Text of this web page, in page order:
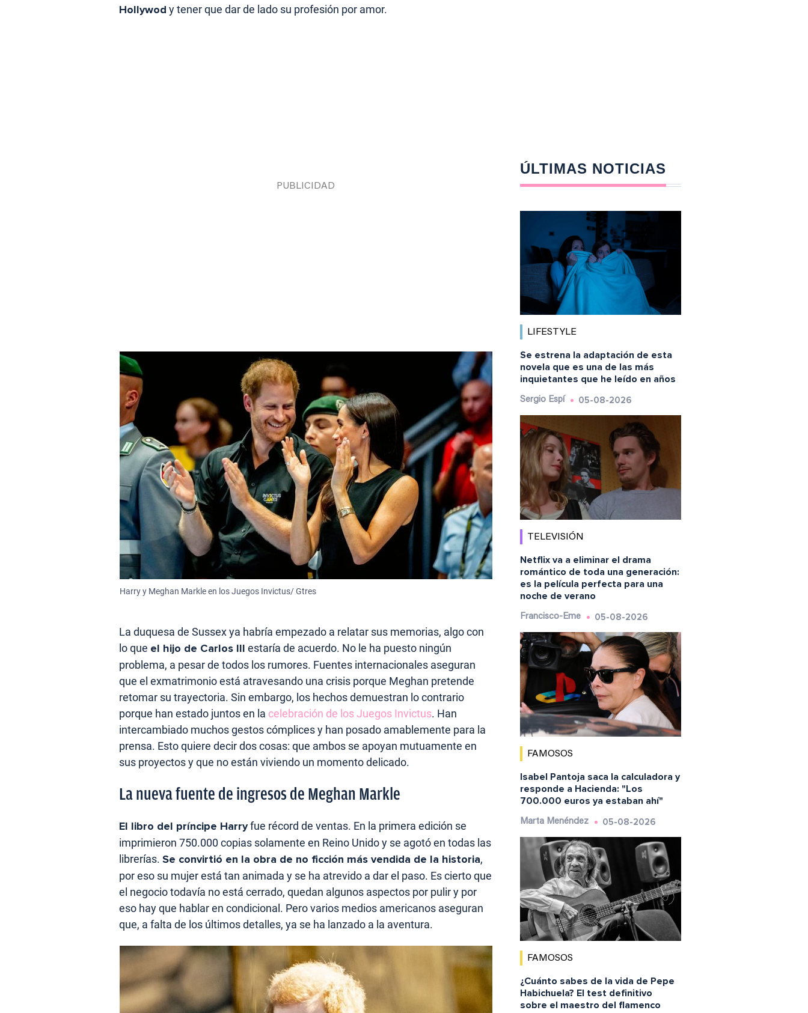
Hollywod y tener que dar de lado su profesión por amor.
Harry y Meghan Markle en los Juegos Invictus/ Gtres
La duquesa de Sussex ya habría empezado a relatar sus memorias, algo con
lo que el hijo de Carlos III estaría de acuerdo. No le ha puesto ningún
problema, a pesar de todos los rumores. Fuentes internacionales aseguran
que el exmatrimonio está atravesando una crisis porque Meghan pretende
retomar su trayectoria. Sin embargo, los hechos demuestran lo contrario
porque han estado juntos en la celebración de los Juegos Invictus. Han
intercambiado muchos gestos cómplices y han posado amablemente para la
prensa. Esto quiere decir dos cosas: que ambos se apoyan mutuamente en
sus proyectos y que no están viviendo un momento delicado.
La nueva fuente de ingresos de Meghan Markle
El libro del príncipe Harryfue récord de ventas. En la primera edición se
imprimieron 750.000 copias solamente en Reino Unido y se agotó en todas las
librerías. Se convirtió en la obra de no ficción más vendida de la historia,
por eso su mujer está tan animada y se ha atrevido a dar el paso. Es cierto que
el negocio todavía no está cerrado, quedan algunos aspectos por pulir y por
eso hay que hablar en condicional. Pero varios medios americanos aseguran
que, a falta de los últimos detalles, ya se ha lanzado a la aventura.
ÚLTIMAS NOTICIAS
LIFESTYLE
Se estrena la adaptación de esta
novela que es una de las más
inquietantes que he leído en años
Sergio Espí 05-08-2026
TELEVISIÓN
Netflix va a eliminar el drama
romántico de toda una generación:
es la película perfecta para una
noche de verano
Francisco-Eme 05-08-2026
FAMOSOS
Isabel Pantoja saca la calculadora y
responde a Hacienda: "Los
700.000 euros ya estaban ahí"
Marta Menéndez 05-08-2026
FAMOSOS
¿Cuánto sabes de la vida de Pepe
Habichuela? El test definitivo
sobre el maestro del flamenco